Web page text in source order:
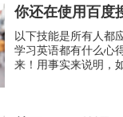
你还在使用百度
以下技能是所有人都
学习英语都有什么心
来！用事实来说明，